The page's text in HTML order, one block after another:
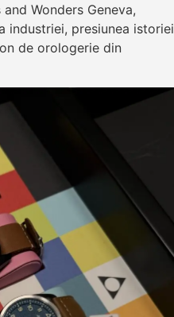
Wonders Geneva,
industriei, presiunea istoriei
de orologerie din